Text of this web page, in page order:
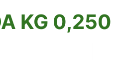
KG 0,250